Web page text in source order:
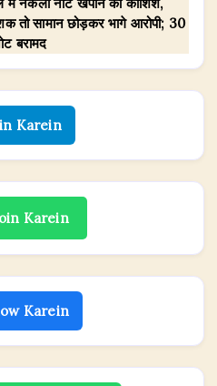
तो सामान छोड़कर भागे आरोपी; 30
बरामद
Karein
Karein
Karein